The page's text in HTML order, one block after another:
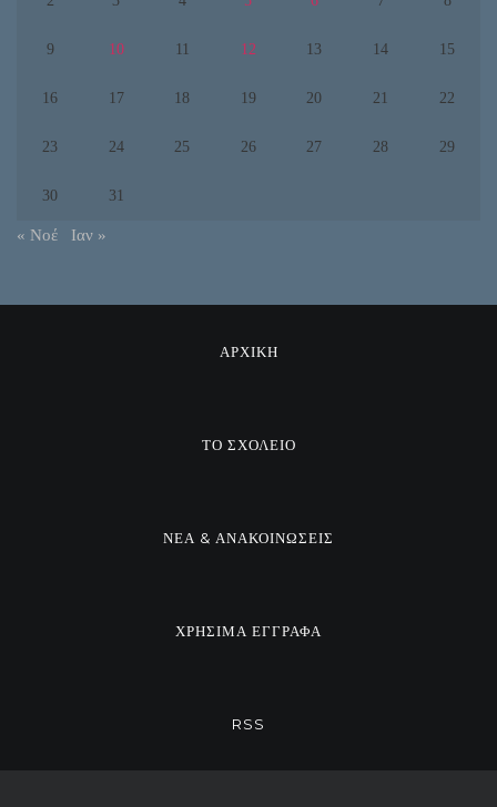
9 10 11 12 13 14 15
16 17 18 19 20 21 22
23 24 25 26 27 28 29
30 31
« Νοέ Ιαν »
ΑΡΧΙΚΗ
ΤΟ ΣΧΟΛΕΙΟ
ΝΕΑ & ΑΝΑΚΟΙΝΩΣΕΙΣ
ΧΡΗΣΙΜΑ ΕΓΓΡΑΦΑ
RSS